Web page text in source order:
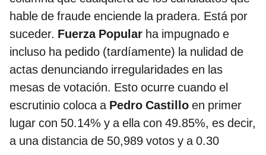
hable de fraude enciende la pradera. Está por
suceder. Fuerza Popular ha impugnado e
incluso ha pedido (tardíamente) la nulidad de
actas denunciando irregularidades en las
mesas de votación. Esto ocurre cuando el
escrutinio coloca a Pedro Castillo en primer
lugar con 50.14% y a ella con 49.85%, es decir,
a una distancia de 50,989 votos y a 0.30